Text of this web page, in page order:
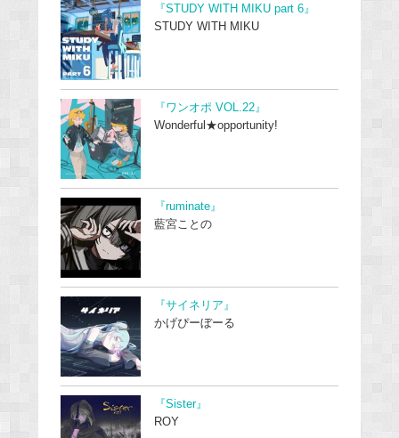
『STUDY WITH MIKU part 6』
STUDY WITH MIKU
『ワンオポ VOL.22』
Wonderful★opportunity!
『ruminate』
藍宮ことの
『サイネリア』
かげぴーぼーる
『Sister』
ROY